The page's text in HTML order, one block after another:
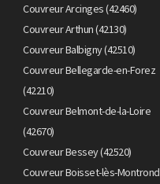
Couvreur Arcinges (42460)
Couvreur Arthun (42130)
Couvreur Balbigny (42510)
Couvreur Bellegarde-en-Forez
(42210)
Couvreur Belmont-de-la-Loire
(42670)
Couvreur Bessey (42520)
Couvreur Boisset-lès-Montrond